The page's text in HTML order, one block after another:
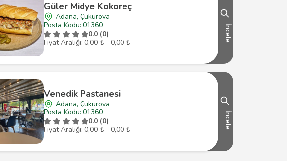
Güler Midye Kokoreç
Adana, Çukurova
Posta Kodu: 01360
0.0 (0)
Fiyat Aralığı: 0,00 ₺ - 0,00 ₺
İncele
Venedik Pastanesi
Adana, Çukurova
Posta Kodu: 01360
0.0 (0)
Fiyat Aralığı: 0,00 ₺ - 0,00 ₺
İncele